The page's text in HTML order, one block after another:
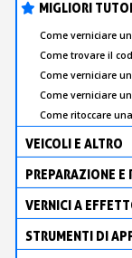
MIGLIORI
Come verniciare
Come trovare il
Come verniciare
Come verniciare
Come ritoccare
VEICOLI E ALTRO
PREPARAZIONE E
VERNICI A
STRUMENTI DI